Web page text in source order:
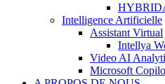
Intelligence Artificielle
Assistant Virtual
Intellya
Video AI
Microsoft